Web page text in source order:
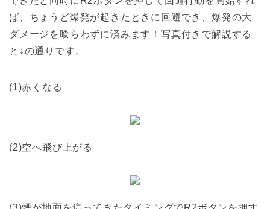
ば、ちょうど爆発が起きたときに回避でき、爆発の大
ダメージを喰らわずに済みます！写真付きで解説する
と↓の通りです。
(1)赤くなる
(2)空へ飛び上がる